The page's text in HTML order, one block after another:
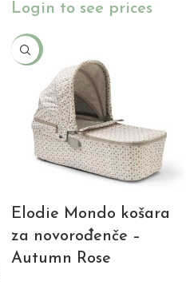
Login to see prices
-54%
Elodie Mondo košara
za novorođenče –
Autumn Rose